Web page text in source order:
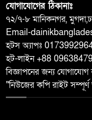
যোগাযোগের ঠিকানাঃ
৭২/৭-৮ মানিকনগর,
Email-
হটস অ্যাপঃ
হট-লাইন +88
বিজ্ঞাপনের জন্য
"নিউজের কপি রাইট